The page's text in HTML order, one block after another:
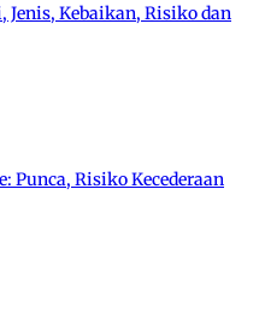
Kebaikan, Risiko dan
Punca, Risiko Kecederaan